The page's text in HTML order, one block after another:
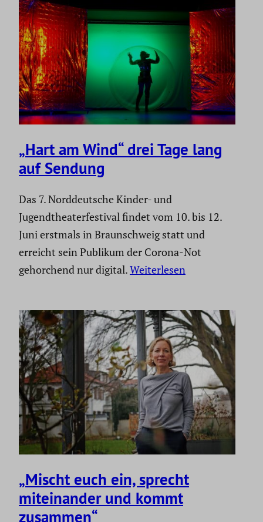
„Hart am Wind“ drei Tage lang
auf Sendung
Das 7. Norddeutsche Kinder- und
Jugendtheaterfestival findet vom 10. bis 12.
Juni erstmals in Braunschweig statt und
erreicht sein Publikum der Corona-Not
gehorchend nur digital.Weiterlesen
„Mischt euch ein, sprecht
mitein­ander und kommt
zusammen“